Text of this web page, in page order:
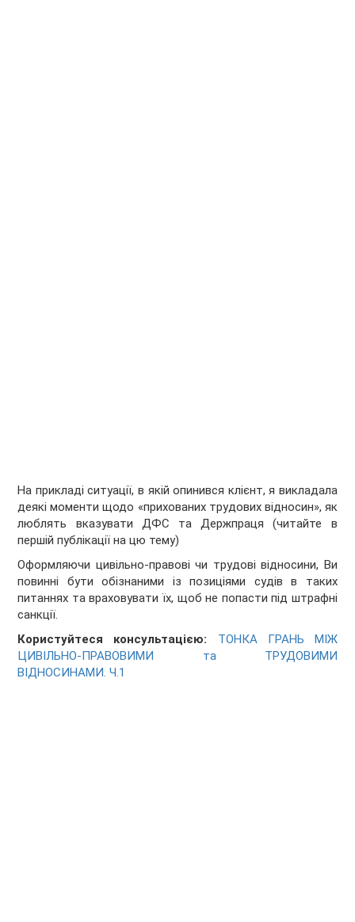
На прикладі ситуації, в якій опинився клієнт, я викладала
деякі моменти щодо «прихованих трудових відносин», як
люблять вказувати ДФС та Держпраця (читайте в
першій публікації на цю тему)
Оформляючи цивільно-правові чи трудові відносини, Ви
повинні бути обізнаними із позиціями судів в таких
питаннях та враховувати їх, щоб не попасти під штрафні
санкції.
Користуйтеся консультацією:
ТОНКА ГРАНЬ МІЖ
ЦИВІЛЬНО-ПРАВОВИМИ та ТРУДОВИМИ
ВІДНОСИНАМИ. Ч.1